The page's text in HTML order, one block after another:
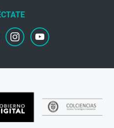
instagramyoutube